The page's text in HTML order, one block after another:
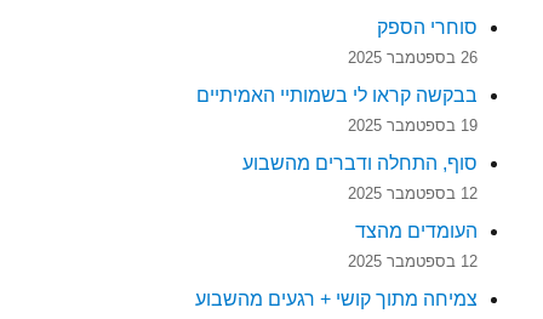
סוחרי הספק
26 בספטמבר 2025
בבקשה קראו לי בשמותיי האמיתיים
19 בספטמבר 2025
סוף, התחלה ודברים מהשבוע
12 בספטמבר 2025
העומדים מהצד
12 בספטמבר 2025
צמיחה מתוך קושי + רגעים מהשבוע